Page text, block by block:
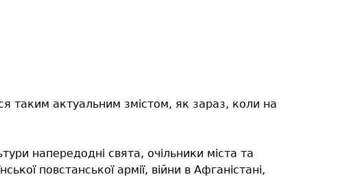
таким актуальним змістом, як зараз, коли на
напередодні свята, очільники міста та
повстанської армії, війни в Афганістані,